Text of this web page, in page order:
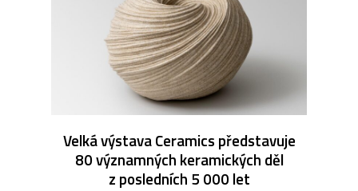
Velká výstava Ceramics představuje
80 významných keramických děl
z posledních 5 000 let